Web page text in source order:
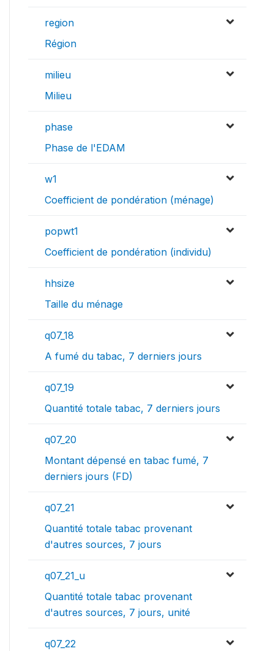
region
Région
milieu
Milieu
phase
Phase de l'EDAM
w1
Coefficient de pondération (ménage)
popwt1
Coefficient de pondération (individu)
hhsize
Taille du ménage
q07_18
A fumé du tabac, 7 derniers jours
q07_19
Quantité totale tabac, 7 derniers jours
q07_20
Montant dépensé en tabac fumé, 7
derniers jours (FD)
q07_21
Quantité totale tabac provenant
d'autres sources, 7 jours
q07_21_u
Quantité totale tabac provenant
d'autres sources, 7 jours, unité
q07_22